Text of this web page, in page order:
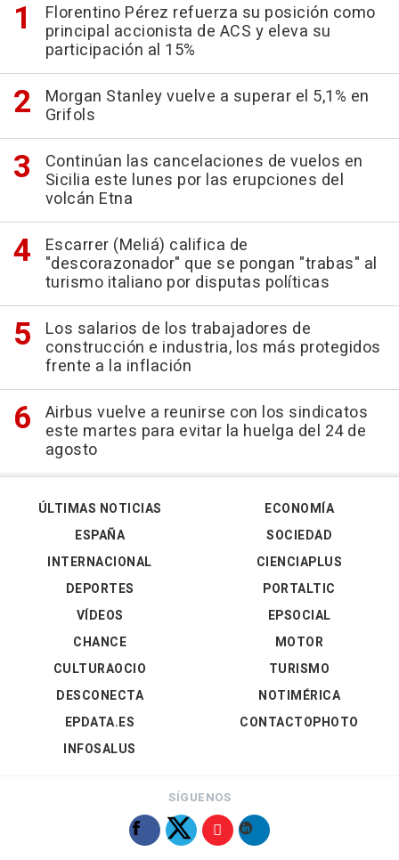
Florentino Pérez refuerza su posición como
principal accionista de ACS y eleva su
participación al 15%
Morgan Stanley vuelve a superar el 5,1% en
Grifols
Continúan las cancelaciones de vuelos en
Sicilia este lunes por las erupciones del
volcán Etna
Escarrer (Meliá) califica de
"descorazonador" que se pongan "trabas" al
turismo italiano por disputas políticas
Los salarios de los trabajadores de
construcción e industria, los más protegidos
frente a la inflación
Airbus vuelve a reunirse con los sindicatos
este martes para evitar la huelga del 24 de
agosto
ÚLTIMAS NOTICIAS
ESPAÑA
INTERNACIONAL
DEPORTES
VÍDEOS
ECONOMÍA
SOCIEDAD
CIENCIAPLUS
PORTALTIC
EPSOCIAL
CHANCE
CULTURAOCIO
DESCONECTA
EPDATA.ES
INFOSALUS
MOTOR
TURISMO
NOTIMÉRICA
CONTACTOPHOTO
SÍGUENOS